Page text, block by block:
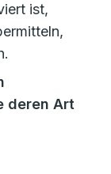
ist,
deren Art